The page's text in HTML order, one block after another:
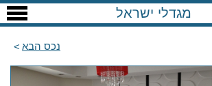
מגדלי ישראל
נכס הבא